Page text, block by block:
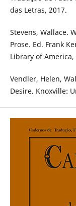
das Letras, 2017.
Stevens, Wallace.
Prose. Ed. Frank
Library of America,
Vendler, Helen,
Desire. Knoxville: